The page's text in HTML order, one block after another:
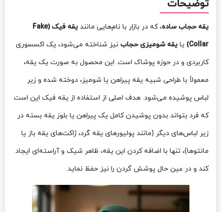
توضیحات
یقه حجاب ساده، که در بازار با نام‌هایی مانند
یقه فیک (Fake
Collar) یا یقه شومیزی حجاب نیز شناخته می‌شود، یک اکسسوری
کاربردی و در حوزه پوشاک است. این محصول به صورت یک یقه،
معمولاً با طراحی شبیه یقه پیراهن یا شومیز، دوخته شده و زیر
لباس پوشیده می‌شود. هدف اصلی از استفاده از یقه فیک این است
که فرد بتواند بدون پوشیدن کامل یک پیراهن یا بلوز یقه بسته در
زیر لباس‌های دیگر (مانند پولیورهای یقه گرد، ژاکت‌های یقه باز یا
مانتوها)، تنها با اضافه کردن این یقه، ظاهر شیک و آراسته‌ای ایجاد
کند و در عین حال پوشش گردن را نیز حفظ نماید.